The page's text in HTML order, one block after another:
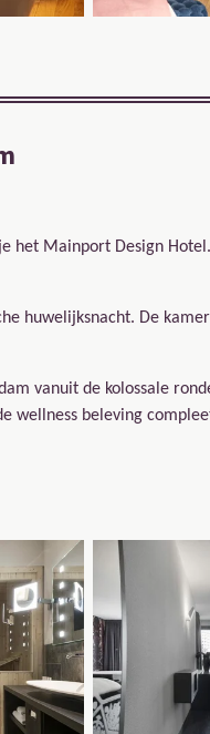
het Mainport Design Hotel.
huwelijksnacht. De
vanuit de kolossale
wellness beleving